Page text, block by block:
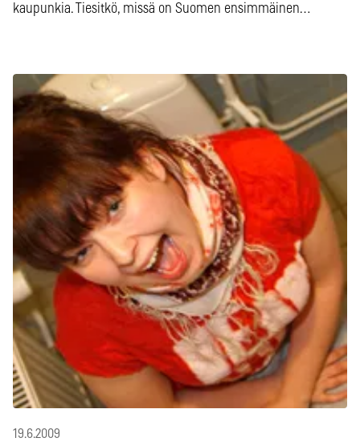
kaupunkia. Tiesitkö, missä on Suomen ensimmäinen…
19.6.2009